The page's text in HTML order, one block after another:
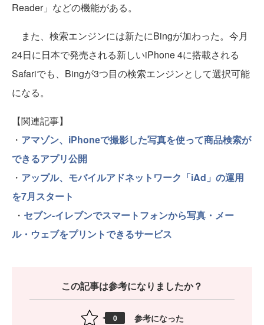
Reader」などの機能がある。
また、検索エンジンには新たにBingが加わった。今月
24日に日本で発売される新しいiPhone 4に搭載される
Safariでも、Bingが3つ目の検索エンジンとして選択可能
になる。
【関連記事】
・ アマゾン、iPhoneで撮影した写真を使って商品検索が
できるアプリ公開
・ アップル、モバイルアドネットワーク「iAd」の運用
を7月スタート
・ セブン-イレブンでスマートフォンから写真・メー
ル・ウェブをプリントできるサービス
この記事は参考になりましたか？
0 参考になった